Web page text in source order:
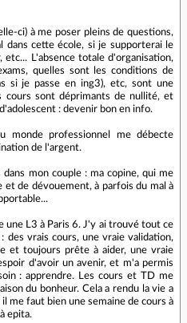
ci) à me poser pleins de questions,
dans cette école, si je supporterai le
L'absence totale d'organisation,
quelles sont les conditions de
si je passe en ing3), etc, sont une
cours sont déprimants de nullité, et
: devenir bon en info.
monde professionnel me débecte
de l'argent.
mon couple : ma copine, qui me
et de dévouement, à parfois du mal à
une L3 à Paris 6. J'y ai trouvé tout ce
des vrais cours, une vraie validation,
et toujours prête à aider, une vraie
d'avoir un avenir, et m'a permis
: apprendre. Les cours et TD me
du bonheur. Cela a rendu la vie a
me faut bien une semaine de cours à
epita.